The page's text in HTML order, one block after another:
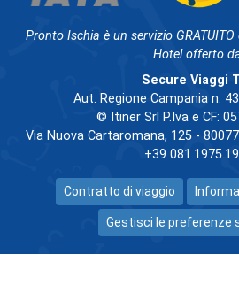
Pronto Ischia è un servizio
Hotel offerto
Secure Viaggi
Aut. Regione Campania n.
© Itiner Srl P.Iva e CF:
Via Nuova Cartaromana, 125 -
+39
Contratto di viaggio
Gestisci le preferenze